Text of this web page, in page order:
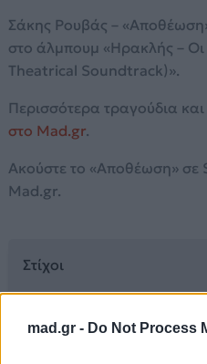
mad.gr - Do Not Process
Σάκης Ρουβάς –
στο άλμπουμ «Ηρακλής –
Theatrical Soundtrack)».
Περισσότερα τραγούδια
στο Mad.gr.
Ακούστε το «Αποθέωση» σε
Mad.gr.
Στίχοι
Το 'θελα, εγώ το ζήτησα
κυνήγησα